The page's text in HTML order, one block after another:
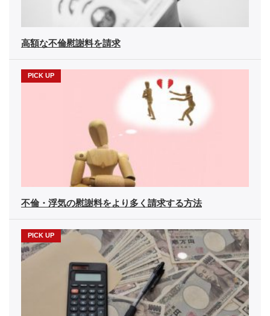
高額な不倫慰謝料を請求
不倫・浮気の慰謝料をより多く請求する方法